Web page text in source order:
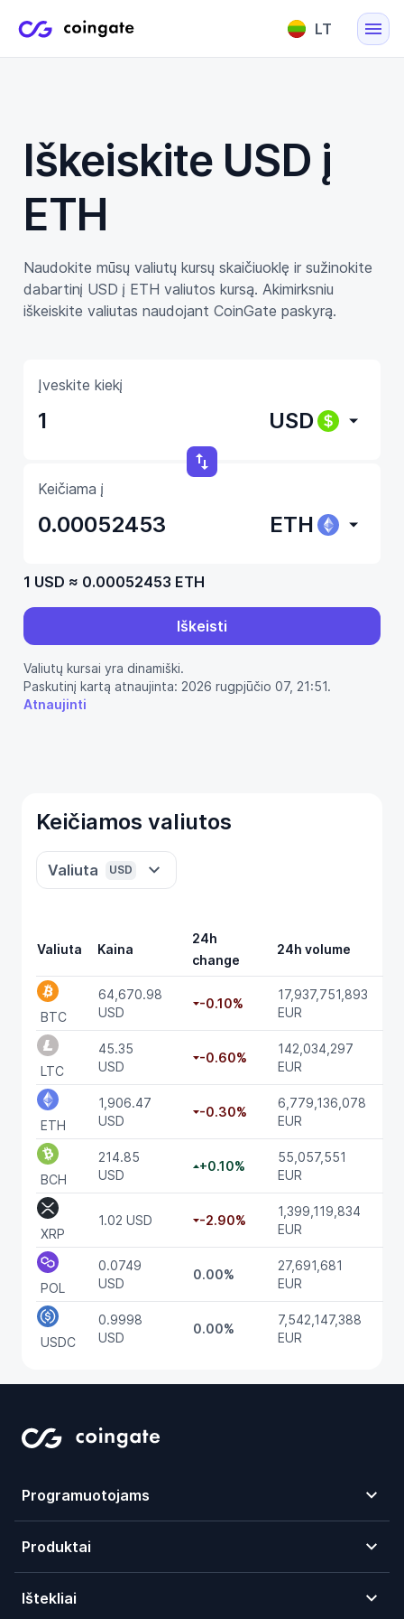
LT
Iškeiskite USD į
ETH
Naudokite mūsų valiutų kursų skaičiuoklę ir sužinokite
dabartinį USD į ETH valiutos kursą. Akimirksniu
iškeiskite valiutas naudojant CoinGate paskyrą.
Įveskite kiekį
USD
Keičiama į
ETH
1 USD ≈ 0.00052453 ETH
Iškeisti
Valiutų kursai yra dinamiški.
Paskutinį kartą atnaujinta: 2026 rugpjūčio 07, 21:51.
Atnaujinti
Keičiamos valiutos
Valiuta USD
Valiuta Kaina
24h
change
24h volume
BTC
64,670.98
USD
-0.10%
17,937,751,893
EUR
LTC
45.35
USD
-0.60%
142,034,297
EUR
ETH
1,906.47
USD
-0.30%
6,779,136,078
EUR
BCH
214.85
USD
+0.10%
55,057,551
EUR
XRP
1.02 USD -2.90%
1,399,119,834
EUR
POL
0.0749
USD
0.00%
27,691,681
EUR
USDC
0.9998
USD
0.00%
7,542,147,388
EUR
Programuotojams
Produktai
Ištekliai